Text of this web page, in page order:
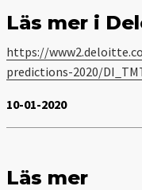
Läs mer i
https://
predictions-2020/
10-01-2020
Läs mer